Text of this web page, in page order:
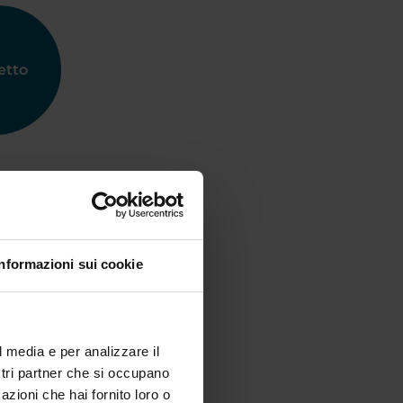
sui cookie
e per analizzare il
partner che si occupano
che hai fornito loro o